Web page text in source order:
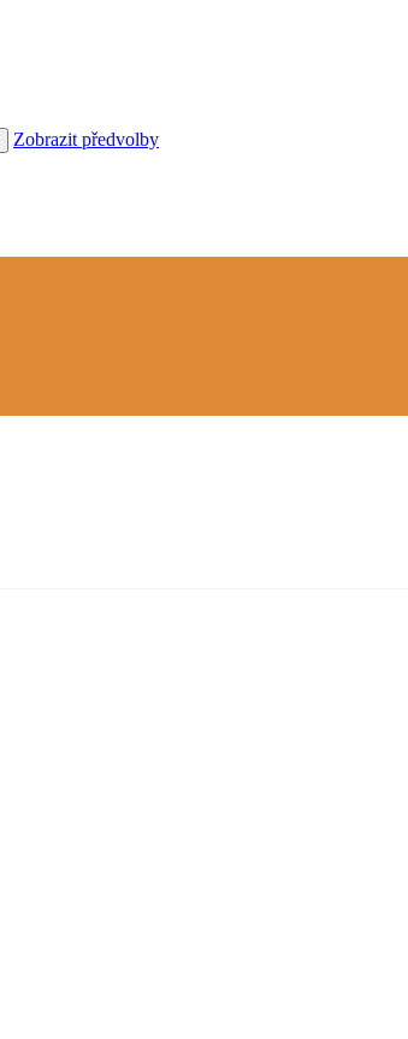
Zobrazit předvolby